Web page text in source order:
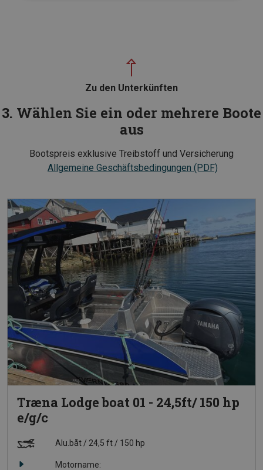
Zu den Unterkünften
3. Wählen Sie ein oder mehrere Boote
aus
Bootspreis exklusive Treibstoff und Versicherung
Allgemeine Geschäftsbedingungen (PDF)
Træna Lodge boat 01 - 24,5ft/ 150 hp
e/g/c
Alu.båt 24,5 ft 150 hp
Motorname: